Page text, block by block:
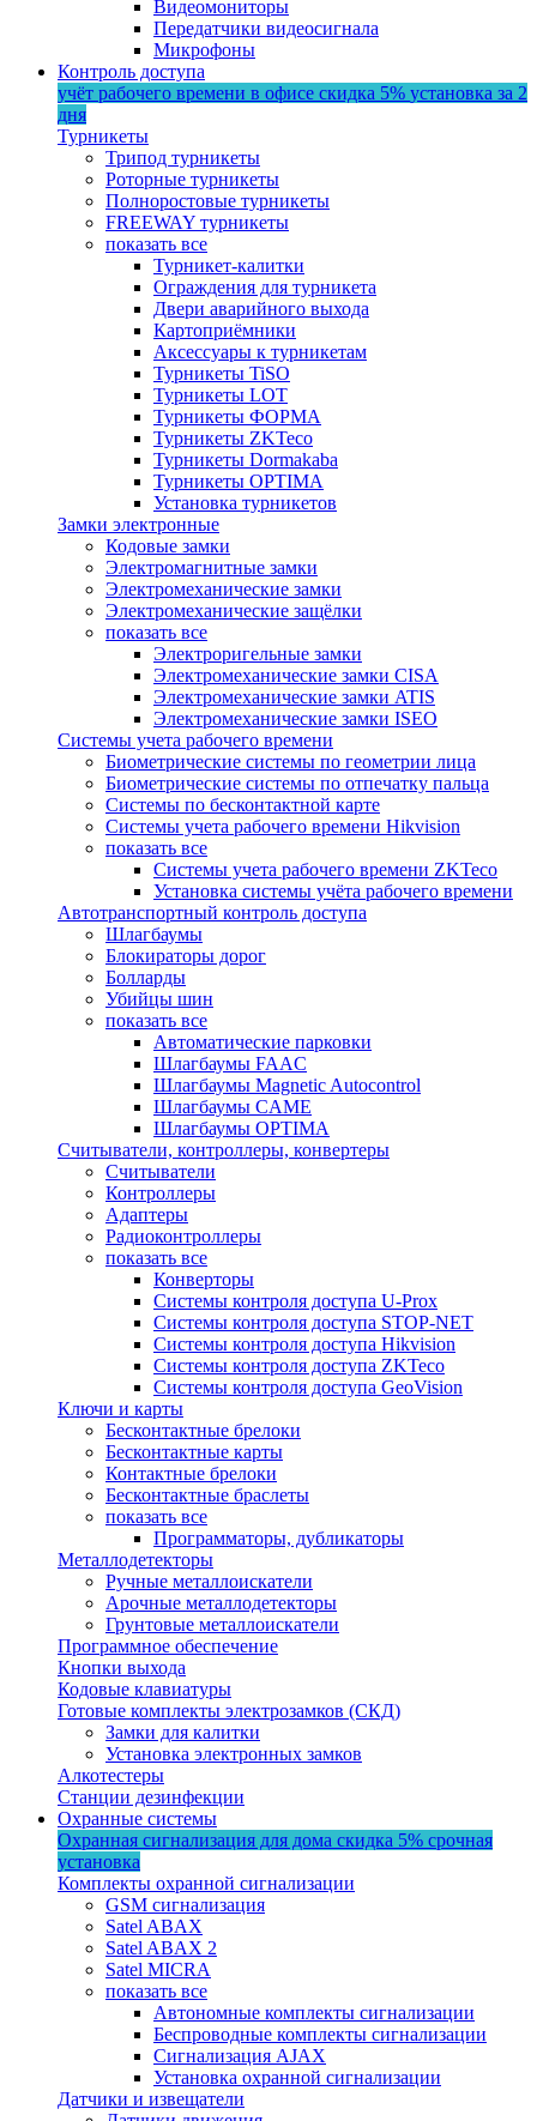
Видеомониторы
Передатчики видеосигнала
Микрофоны
Контроль доступа
учёт рабочего времени в офисе скидка 5% установка за 2
дня
Турникеты
Трипод турникеты
Роторные турникеты
Полноростовые турникеты
FREEWAY турникеты
показать все
Турникет-калитки
Ограждения для турникета
Двери аварийного выхода
Картоприёмники
Аксессуары к турникетам
Турникеты TiSO
Турникеты LOT
Турникеты ФОРМА
Турникеты ZKTeco
Турникеты Dormakaba
Турникеты OPTIMA
Установка турникетов
Замки электронные
Кодовые замки
Электромагнитные замки
Электромеханические замки
Электромеханические защёлки
показать все
Электроригельные замки
Электромеханические замки CISA
Электромеханические замки ATIS
Электромеханические замки ISEO
Системы учета рабочего времени
Биометрические системы по геометрии лица
Биометрические системы по отпечатку пальца
Системы по бесконтактной карте
Системы учета рабочего времени Hikvision
показать все
Системы учета рабочего времени ZKTeco
Установка системы учёта рабочего времени
Автотранспортный контроль доступа
Шлагбаумы
Блокираторы дорог
Болларды
Убийцы шин
показать все
Автоматические парковки
Шлагбаумы FAAC
Шлагбаумы Magnetic Autocontrol
Шлагбаумы CAME
Шлагбаумы OPTIMA
Считыватели, контроллеры, конвертеры
Считыватели
Контроллеры
Адаптеры
Радиоконтроллеры
показать все
Конверторы
Системы контроля доступа U-Prox
Системы контроля доступа STOP-NET
Системы контроля доступа Hikvision
Системы контроля доступа ZKTeco
Системы контроля доступа GeoVision
Ключи и карты
Бесконтактные брелоки
Бесконтактные карты
Контактные брелоки
Бесконтактные браслеты
показать все
Программаторы, дубликаторы
Металлодетекторы
Ручные металлоискатели
Арочные металлодетекторы
Грунтовые металлоискатели
Программное обеспечение
Кнопки выхода
Кодовые клавиатуры
Готовые комплекты электрозамков (СКД)
Замки для калитки
Установка электронных замков
Алкотестеры
Станции дезинфекции
Охранные системы
Охранная сигнализация для дома скидка 5% срочная
установка
Комплекты охранной сигнализации
GSM сигнализация
Satel ABAX
Satel ABAX 2
Satel MICRA
показать все
Автономные комплекты сигнализации
Беспроводные комплекты сигнализации
Сигнализация AJAX
Установка охранной сигнализации
Датчики и извещатели